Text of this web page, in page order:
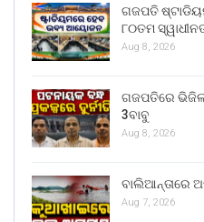
ଗଜପତି
୮୦ତମ
Aug 8, 2026
ଗଜପତିରେ
3ବାବୁ
Aug 8, 2026
ବାଲିଆନ୍ତାରେ
Aug 7, 2026